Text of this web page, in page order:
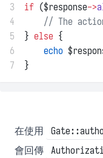
3
if ($response->
4
// The
5
} else {
6
echo
7
}
在使用
會回傳